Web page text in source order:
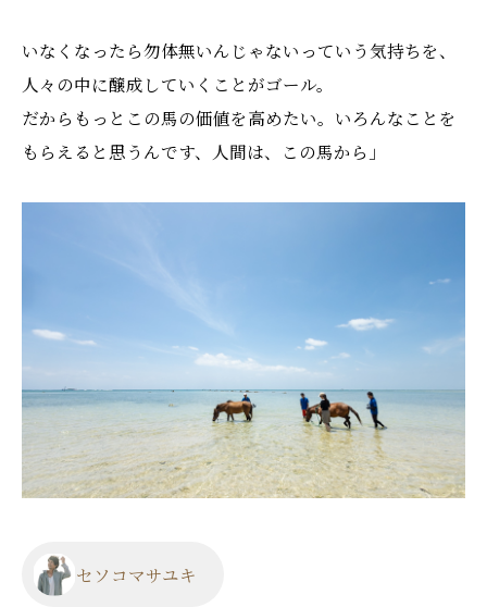
いなくなったら勿体無いんじゃないっていう気持ちを、
人々の中に醸成していくことがゴール。
だからもっとこの馬の価値を高めたい。いろんなことを
もらえると思うんです、人間は、この馬から」
セソコマサユキ